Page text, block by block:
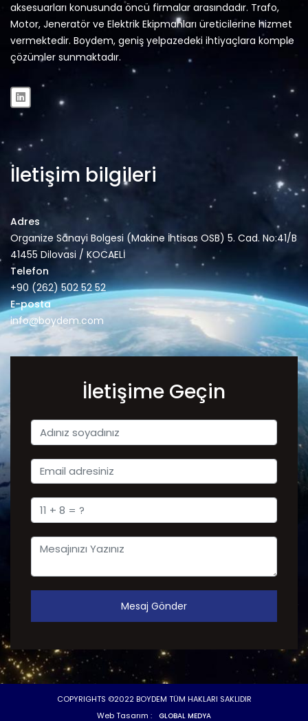
aksesuarları konusunda öncü firmalar arasındadır. Trafo,
Motor, Jeneratör ve Elektrik Ekipmanları üreticilerine hizmet
vermektedir. Boydem, geniş yelpazedeki ihtiyaçlara komple
çözümler sunmaktadır.
İletişim bilgileri
Adres
Organize Sanayi Bolgesi (Makine İhtisas OSB) 5. Cad. No:41/B
41455 Dilovasi / KOCAELİ
Telefon
+90 (262) 502 52 52
E-posta
info@boydem.com
İletişime Geçin
Mesaj Gönder
COPYRIGHTS ©2022 BOYDEM TÜM HAKLARI SAKLIDIR
Web Tasarım :
GLOBAL MEDYA